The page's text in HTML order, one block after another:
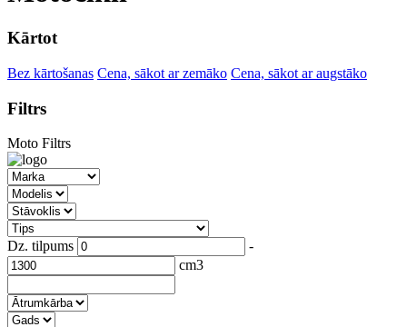
Kārtot
Bez kārtošanas Cena, sākot ar zemāko Cena, sākot ar augstāko
Filtrs
Moto Filtrs
Dz. tilpums
-
cm3